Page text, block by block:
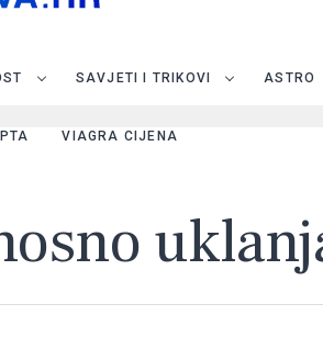
SAVJETI I TRIKOVI ASTRO
VIAGRA CIJENA